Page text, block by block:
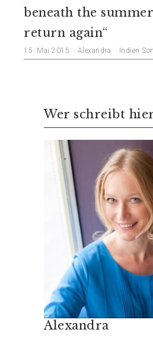
beneath the
return again“
15. Mai 2015 Alexandra Indien
Wer schreibt
Alexandra